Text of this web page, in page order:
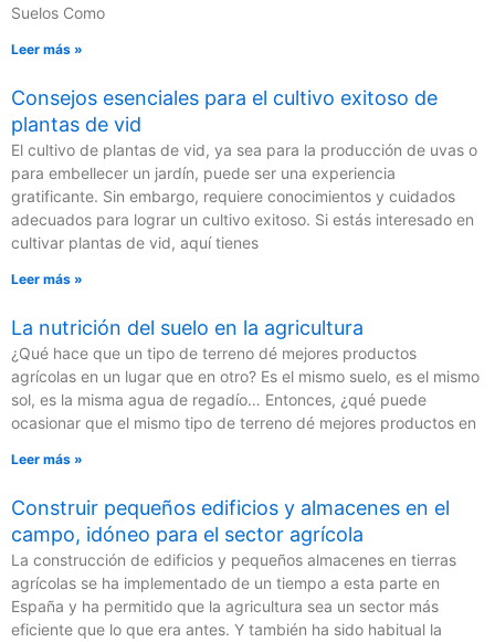
Suelos Como
Leer más »
Consejos esenciales para el cultivo exitoso de
plantas de vid
El cultivo de plantas de vid, ya sea para la producción de uvas o
para embellecer un jardín, puede ser una experiencia
gratificante. Sin embargo, requiere conocimientos y cuidados
adecuados para lograr un cultivo exitoso. Si estás interesado en
cultivar plantas de vid, aquí tienes
Leer más »
La nutrición del suelo en la agricultura
¿Qué hace que un tipo de terreno dé mejores productos
agrícolas en un lugar que en otro? Es el mismo suelo, es el mismo
sol, es la misma agua de regadío… Entonces, ¿qué puede
ocasionar que el mismo tipo de terreno dé mejores productos en
Leer más »
Construir pequeños edificios y almacenes en el
campo, idóneo para el sector agrícola
La construcción de edificios y pequeños almacenes en tierras
agrícolas se ha implementado de un tiempo a esta parte en
España y ha permitido que la agricultura sea un sector más
eficiente que lo que era antes. Y también ha sido habitual la